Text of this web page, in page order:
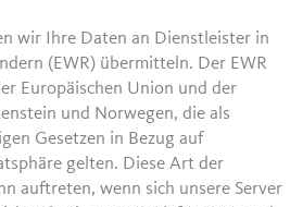
wir Ihre Daten an Dienstleister in
(EWR) übermitteln. Der EWR
Europäischen Union und der
und Norwegen, die als
Gesetzen in Bezug auf
gelten. Diese Art der
auftreten, wenn sich unsere Server